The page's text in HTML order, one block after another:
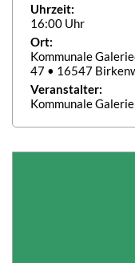
Uhrzeit:
16:00 Uhr
Ort:
Kommunale
47 • 16547
Veranstalter:
Kommunale